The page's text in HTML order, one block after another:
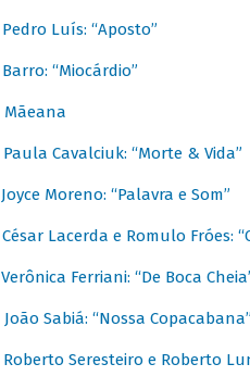
Pedro Luís: “Aposto”
Barro: “Miocárdio”
Mãeana
Paula Cavalciuk: “Morte & Vida”
Joyce Moreno: “Palavra e Som”
César Lacerda e Romulo Fróes:
Verônica Ferriani: “De Boca
João Sabiá: “Nossa Copacabana”
Roberto Seresteiro e Roberto